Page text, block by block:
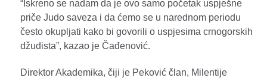
“Iskreno se nadam da je ovo samo početak uspješne
priče Judo saveza i da ćemo se u narednom periodu
često okupljati kako bi govorili o uspjesima crnogorskih
džudista”, kazao je Čađenović.
Direktor Akademika, čiji je Peković član, Milentije